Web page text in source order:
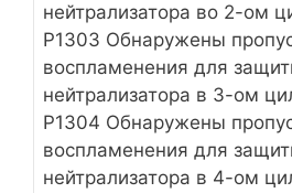
нейтрализатора во 2-ом
Р1303 Обнаружены
воспламенения для
нейтрализатора в 3-ом
Р1304 Обнаружены
воспламенения для
нейтрализатора в 4-ом